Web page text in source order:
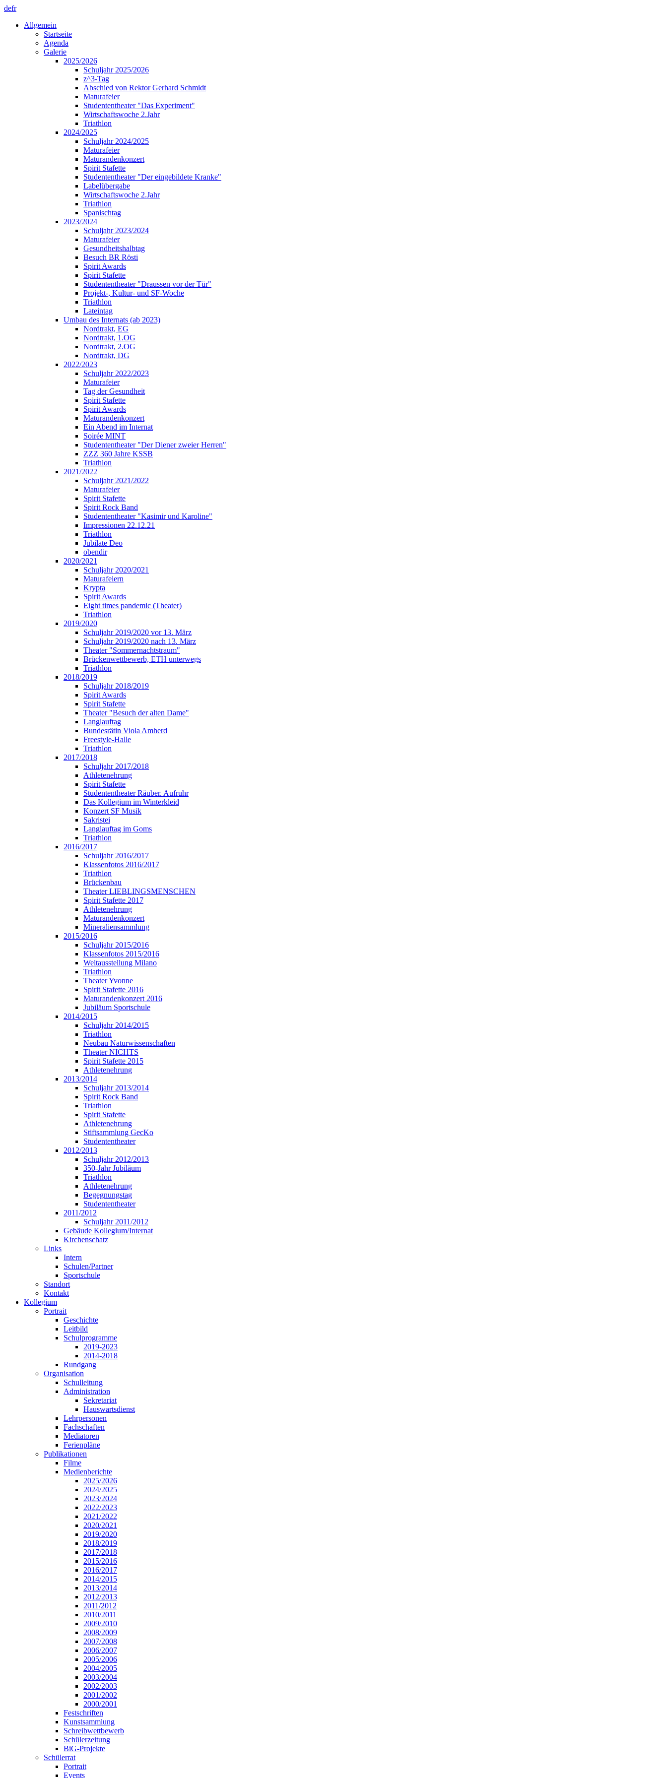
defr
Allgemein
Startseite
Agenda
Galerie
2025/2026
Schuljahr 2025/2026
z^3-Tag
Abschied von Rektor Gerhard Schmidt
Maturafeier
Studententheater "Das Experiment"
Wirtschaftswoche 2.Jahr
Triathlon
2024/2025
Schuljahr 2024/2025
Maturafeier
Maturandenkonzert
Spirit Stafette
Studententheater "Der eingebildete Kranke"
Labelübergabe
Wirtschaftswoche 2.Jahr
Triathlon
Spanischtag
2023/2024
Schuljahr 2023/2024
Maturafeier
Gesundheitshalbtag
Besuch BR Rösti
Spirit Awards
Spirit Stafette
Studententheater "Draussen vor der Tür"
Projekt-, Kultur- und SF-Woche
Triathlon
Lateintag
Umbau des Internats (ab 2023)
Nordtrakt, EG
Nordtrakt, 1.OG
Nordtrakt, 2.OG
Nordtrakt, DG
2022/2023
Schuljahr 2022/2023
Maturafeier
Tag der Gesundheit
Spirit Stafette
Spirit Awards
Maturandenkonzert
Ein Abend im Internat
Soirée MINT
Studententheater "Der Diener zweier Herren"
ZZZ 360 Jahre KSSB
Triathlon
2021/2022
Schuljahr 2021/2022
Maturafeier
Spirit Stafette
Spirit Rock Band
Studententheater "Kasimir und Karoline"
Impressionen 22.12.21
Triathlon
Jubilate Deo
obendir
2020/2021
Schuljahr 2020/2021
Maturafeiern
Krypta
Spirit Awards
Eight times pandemic (Theater)
Triathlon
2019/2020
Schuljahr 2019/2020 vor 13. März
Schuljahr 2019/2020 nach 13. März
Theater "Sommernachtstraum"
Brückenwettbewerb, ETH unterwegs
Triathlon
2018/2019
Schuljahr 2018/2019
Spirit Awards
Spirit Stafette
Theater "Besuch der alten Dame"
Langlauftag
Bundesrätin Viola Amherd
Freestyle-Halle
Triathlon
2017/2018
Schuljahr 2017/2018
Athletenehrung
Spirit Stafette
Studententheater Räuber. Aufruhr
Das Kollegium im Winterkleid
Konzert SF Musik
Sakristei
Langlauftag im Goms
Triathlon
2016/2017
Schuljahr 2016/2017
Klassenfotos 2016/2017
Triathlon
Brückenbau
Theater LIEBLINGSMENSCHEN
Spirit Stafette 2017
Athletenehrung
Maturandenkonzert
Mineraliensammlung
2015/2016
Schuljahr 2015/2016
Klassenfotos 2015/2016
Weltausstellung Milano
Triathlon
Theater Yvonne
Spirit Stafette 2016
Maturandenkonzert 2016
Jubiläum Sportschule
2014/2015
Schuljahr 2014/2015
Triathlon
Neubau Naturwissenschaften
Theater NICHTS
Spirit Stafette 2015
Athletenehrung
2013/2014
Schuljahr 2013/2014
Spirit Rock Band
Triathlon
Spirit Stafette
Athletenehrung
Stiftsammlung GecKo
Studententheater
2012/2013
Schuljahr 2012/2013
350-Jahr Jubiläum
Triathlon
Athletenehrung
Begegnungstag
Studententheater
2011/2012
Schuljahr 2011/2012
Gebäude Kollegium/Internat
Kirchenschatz
Links
Intern
Schulen/Partner
Sportschule
Standort
Kontakt
Kollegium
Portrait
Geschichte
Leitbild
Schulprogramme
2019-2023
2014-2018
Rundgang
Organisation
Schulleitung
Administration
Sekretariat
Hauswartsdienst
Lehrpersonen
Fachschaften
Mediatoren
Ferienpläne
Publikationen
Filme
Medienberichte
2025/2026
2024/2025
2023/2024
2022/2023
2021/2022
2020/2021
2019/2020
2018/2019
2017/2018
2015/2016
2016/2017
2014/2015
2013/2014
2012/2013
2011/2012
2010/2011
2009/2010
2008/2009
2007/2008
2006/2007
2005/2006
2004/2005
2003/2004
2002/2003
2001/2002
2000/2001
Festschriften
Kunstsammlung
Schreibwettbewerb
Schülerzeitung
BiG-Projekte
Schülerrat
Portrait
Events